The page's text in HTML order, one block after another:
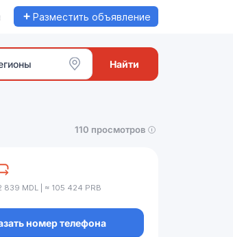
+ Разместить объявление
Найти
110 просмотров
839 MDL | ≈ 105 424 PRB
номер телефона